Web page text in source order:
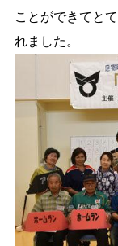
ことができてと
れました。